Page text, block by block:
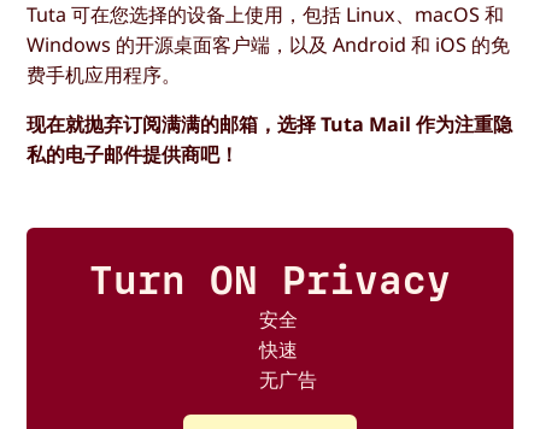
Tuta 可在您选择的设备上使用，包括 Linux、macOS 和
Windows 的开源桌面客户端，以及 Android 和 iOS 的免
费手机应用程序。
现在就抛弃订阅满满的邮箱，选择 Tuta Mail 作为注重隐
私的电子邮件提供商吧！
Turn ON Privacy
安全
快速
无广告